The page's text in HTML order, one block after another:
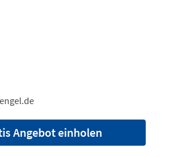
Angebot einholen